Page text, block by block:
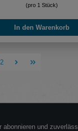
(pro 1 Stück)
In den Warenkorb
Seite
2
abonnieren und